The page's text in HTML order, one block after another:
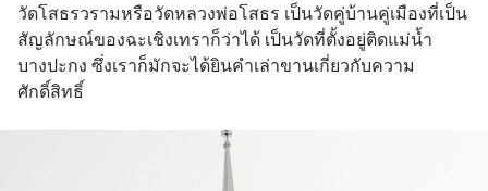
วัดโสธรวรามหรือวัดหลวงพ่อโสธร เป็นวัดคู่บ้านคู่เมืองที่เป็น
สัญลักษณ์ของฉะเชิงเทราก็ว่าได้ เป็นวัดที่ตั้งอยู่ติดแม่น้ำ
บางปะกง ซึ่งเราก็มักจะได้ยินคำเล่าขานเกี่ยวกับความ
ศักดิ์สิทธิ์